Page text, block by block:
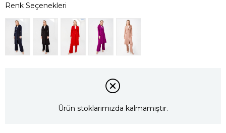
Ürün stoklarımızda kalmamıştır.